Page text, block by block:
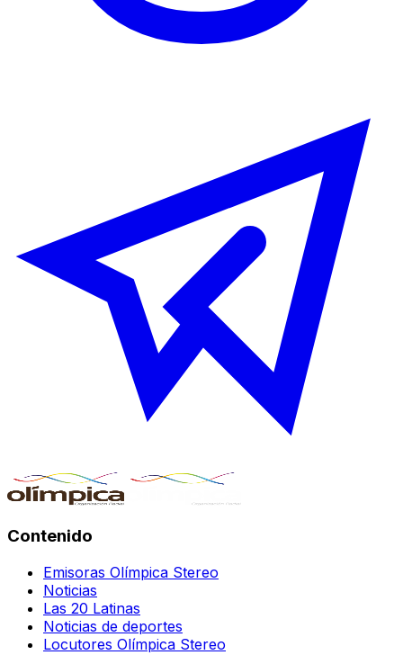
Contenido
Emisoras Olímpica Stereo
Noticias
Las 20 Latinas
Noticias de deportes
Locutores Olímpica Stereo